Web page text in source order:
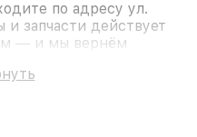
по адресу ул.
запчасти действует
— и мы вернём